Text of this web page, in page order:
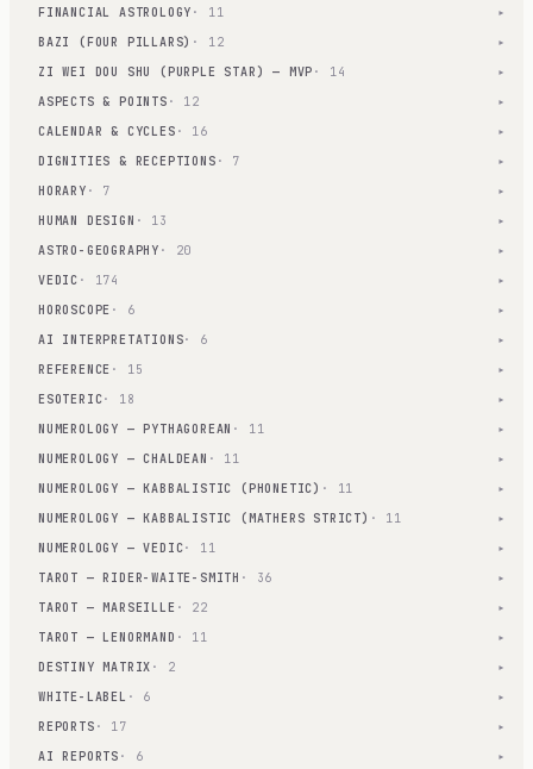
FINANCIAL ASTROLOGY · 11 ▾
BAZI (FOUR PILLARS) · 12 ▾
ZI WEI DOU SHU (PURPLE STAR) — MVP · 14 ▾
ASPECTS & POINTS · 12 ▾
CALENDAR & CYCLES · 16 ▾
DIGNITIES & RECEPTIONS · 7 ▾
HORARY · 7 ▾
HUMAN DESIGN · 13 ▾
ASTRO-GEOGRAPHY · 20 ▾
VEDIC · 174 ▾
HOROSCOPE · 6 ▾
AI INTERPRETATIONS· 6 ▾
REFERENCE · 15 ▾
ESOTERIC· 18 ▾
NUMEROLOGY — PYTHAGOREAN · 11 ▾
NUMEROLOGY — CHALDEAN · 11 ▾
NUMEROLOGY — KABBALISTIC (PHONETIC) · 11 ▾
NUMEROLOGY — KABBALISTIC (MATHERS STRICT) · 11 ▾
NUMEROLOGY — VEDIC· 11 ▾
TAROT — RIDER-WAITE-SMITH · 36 ▾
TAROT — MARSEILLE · 22 ▾
TAROT — LENORMAND · 11 ▾
DESTINY MATRIX · 2 ▾
WHITE-LABEL · 6 ▾
REPORTS · 17 ▾
AI REPORTS · 6 ▾